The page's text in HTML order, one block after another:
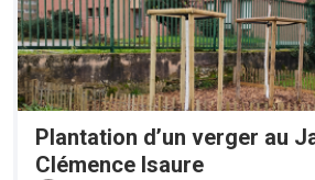
Plantation d’un verger au
Clémence Isaure